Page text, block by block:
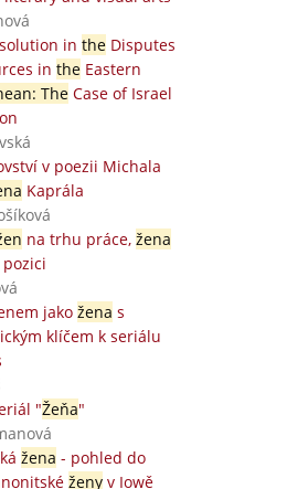
in theDisputes
in theEastern
TheCase of Israel
v poezii Michala
Kaprála
na trhu práce, žena
jako žena s
klíčem k seriálu
"Žeňa"
žena - pohled do
ženyv Iowě